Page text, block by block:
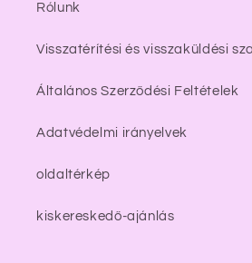
Rólunk
Visszatérítési és visszaküldési
Általános Szerződési Feltételek
Adatvédelmi irányelvek
oldaltérkép
kiskereskedő-ajánlás